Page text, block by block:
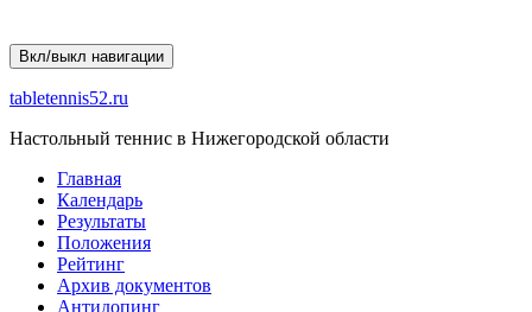
Вкл/выкл навигации
tabletennis52.ru
Настольный теннис в Нижегородской области
Главная
Календарь
Результаты
Положения
Рейтинг
Архив документов
Антидопинг